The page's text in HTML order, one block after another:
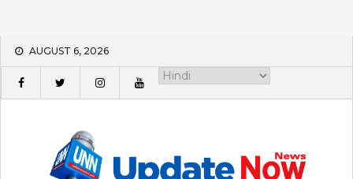
Skip
content
AUGUST 6, 2026